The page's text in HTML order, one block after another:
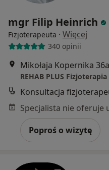
mgr Filip Heinrich
Fizjoterapeuta · Więcej
340 opinii
Mikołaja Kopernika
REHAB PLUS
Konsultacja
Poproś o wizytę